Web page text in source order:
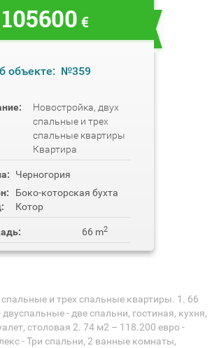
105600 €
объекте: №359
Новостройка, двух
спальные и трех
спальные квартиры
Квартира
Черногория
Боко-которская бухта
Котор
66 m2
и трех спальные квартиры. 1. 66
- две спальни, гостиная, кухня,
столовая 2. 74 м2 – 118.200 евро -
- Три спальни, 2 ванные комнаты,